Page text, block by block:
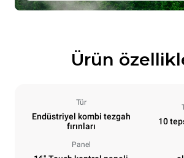
Ürün
Tür
Endüstriyel kombi tezgah
fırınları
10
Panel